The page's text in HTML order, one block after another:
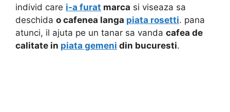
individ care i-a furat marca si viseaza sa
deschida o cafenea langa piata rosetti. pana
atunci, il ajuta pe un tanar sa vanda cafea de
calitate in piata gemeni din bucuresti.